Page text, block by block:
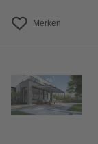
Merken